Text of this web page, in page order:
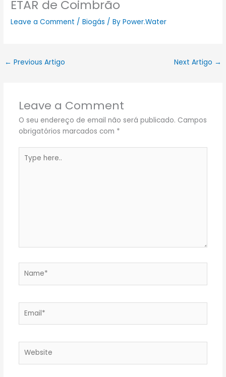
ETAR de Coimbrão
Leave a Comment /Biogás / ByPower.Water
← Previous Artigo Next Artigo →
Leave a Comment
O seu endereço de email não será publicado. Campos
obrigatórios marcados com *
here..